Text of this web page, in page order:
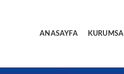
ANASAYFA